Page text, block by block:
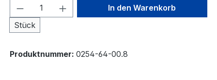
Produkt Anzahl: Gib den
Stück
In den Warenkorb
Produktnummer: 0254-64-00.8